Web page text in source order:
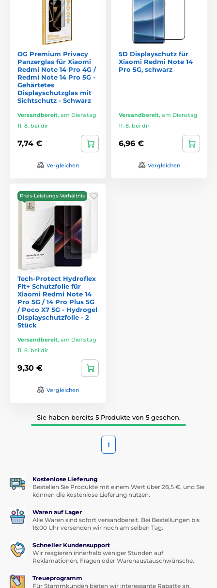
OG Premium Privacy
Panzerglas für Xiaomi
Redmi Note 14 Pro 4G /
Redmi Note 14 Pro 5G -
Gehärtetes
Displayschutzglas mit
Sichtschutz - Schwarz
Versandbereit, am Dienstag
11. 8. bei dir
7,74 €
Vergleichen
5D Displayschutz für
Xiaomi Redmi Note 14
Pro 5G, schwarz
Versandbereit, am Dienstag
11. 8. bei dir
6,96 €
Vergleichen
Preis-Leistungs-Verhältnis
Tech-Protect Hydroflex
Fit+ Schutzfolie für
Xiaomi Redmi Note 14
Pro 5G / 14 Pro Plus 5G
/ Poco X7 5G - Hydrogel
Displayschutzfolie - 2
Stück
Versandbereit, am Dienstag
11. 8. bei dir
9,30 €
Vergleichen
Sie haben bereits 5 Produkte von 5 gesehen.
1
Kostenlose Lieferung
Bestellen Sie Produkte mit einem Wert über 28,5 €, und Sie
können die kostenlose Lieferung nutzen.
Waren auf Lager
Alle Waren sind sofort versandbereit. Bei Bestellungen bis
16:00 Uhr versenden wir noch am selben Tag.
Schneller Kundensupport
Wir reagieren innerhalb weniger Stunden auf
Reklamationen, Fragen oder Warenaustauschwünsche.
Treueprogramm
Für Stammkunden bieten wir interessante Rabatte an.